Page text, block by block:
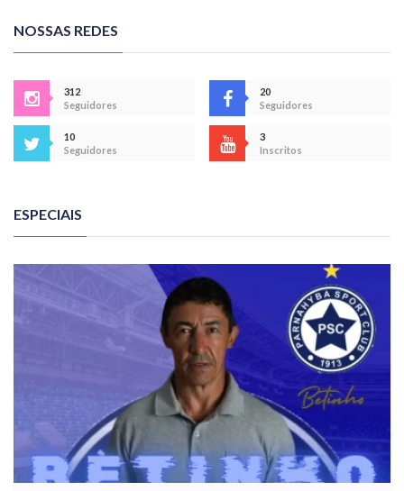
NOSSAS REDES
312
Seguidores
20
Seguidores
10
Seguidores
3
Inscritos
ESPECIAIS